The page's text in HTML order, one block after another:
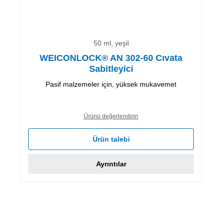
50 ml, yeşil
WEICONLOCK® AN 302-60 Cıvata
Sabitleyici
Pasif malzemeler için, yüksek mukavemet
Ürünü değerlendirin
Ürün talebi
Ayrıntılar